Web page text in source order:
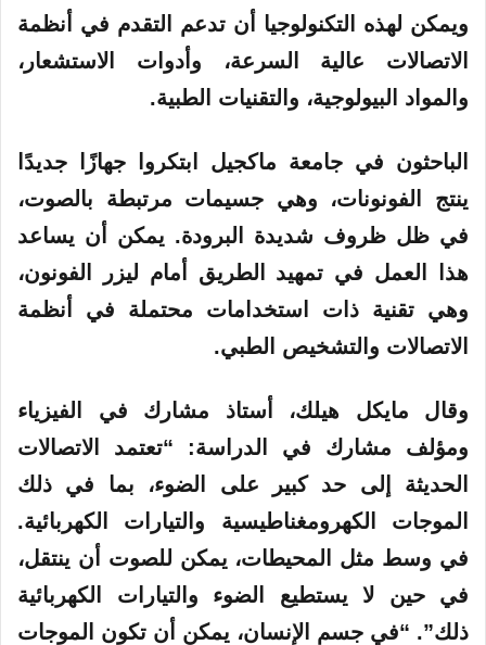
ويمكن لهذه التكنولوجيا أن تدعم التقدم في أنظمة
الاتصالات عالية السرعة، وأدوات الاستشعار،
والمواد البيولوجية، والتقنيات الطبية.
الباحثون في جامعة ماكجيل ابتكروا جهازًا جديدًا
ينتج الفونونات، وهي جسيمات مرتبطة بالصوت،
في ظل ظروف شديدة البرودة. يمكن أن يساعد
هذا العمل في تمهيد الطريق أمام ليزر الفونون،
وهي تقنية ذات استخدامات محتملة في أنظمة
الاتصالات والتشخيص الطبي.
وقال مايكل هيلك، أستاذ مشارك في الفيزياء
ومؤلف مشارك في الدراسة: “تعتمد الاتصالات
الحديثة إلى حد كبير على الضوء، بما في ذلك
الموجات الكهرومغناطيسية والتيارات الكهربائية.
في وسط مثل المحيطات، يمكن للصوت أن ينتقل،
في حين لا يستطيع الضوء والتيارات الكهربائية
ذلك”. “في جسم الإنسان، يمكن أن تكون الموجات